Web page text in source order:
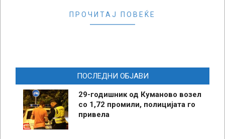
ПРОЧИТАЈ ПОВЕЌЕ
ПОСЛЕДНИ ОБЈАВИ
29-годишник од Куманово возел
со 1,72 промили, полицијата го
привела